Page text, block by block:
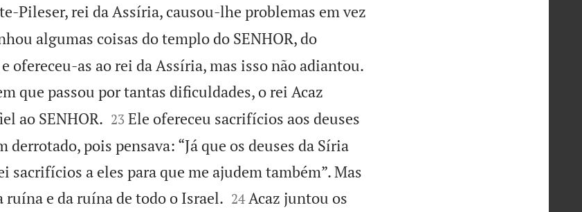
Pileser, rei da Assíria, causou-lhe problemas em vez
algumas coisas do templo do SENHOR, do
ofereceu-as ao rei da Assíria, mas isso não adiantou.
que passou por tantas dificuldades, o rei Acaz
ao SENHOR.
23 Ele ofereceu sacrifícios aos deuses
derrotado, pois pensava: “Já que os deuses da Síria
sacrifícios a eles para que me ajudem também”. Mas
ruína e da ruína de todo o Israel.
24 Acaz juntou os